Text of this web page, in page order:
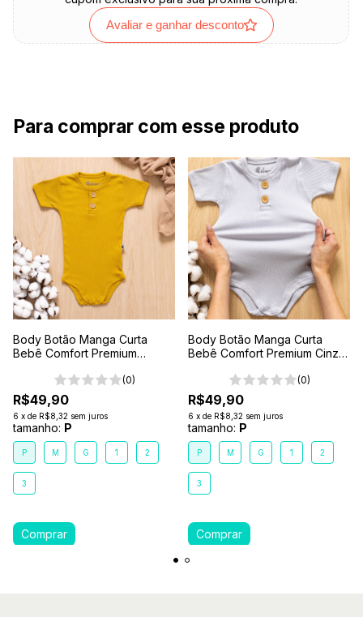
Avaliar e ganhar desconto
Para comprar com esse produto
Body Botão Manga Curta
Bebê Comfort Premium
(0)
R$49,90
6 x de R$8,32 sem juros
tamanho: P
P M G 1 2
3
Body Botão Manga Curta
Bebê Comfort Premium Cinza
(0)
R$49,90
6 x de R$8,32 sem juros
tamanho: P
P M G 1 2
3